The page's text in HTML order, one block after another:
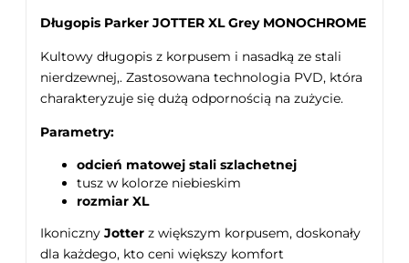
Długopis Parker JOTTER XL Grey MONOCHROME
Kultowy długopis z korpusem i nasadką ze stali
nierdzewnej,. Zastosowana technologia PVD, która
charakteryzuje się dużą odpornością na zużycie.
Parametry:
odcień matowej stali szlachetnej
tusz w kolorze niebieskim
rozmiar XL
Ikoniczny Jotter z większym korpusem, doskonały
dla każdego, kto ceni większy komfort